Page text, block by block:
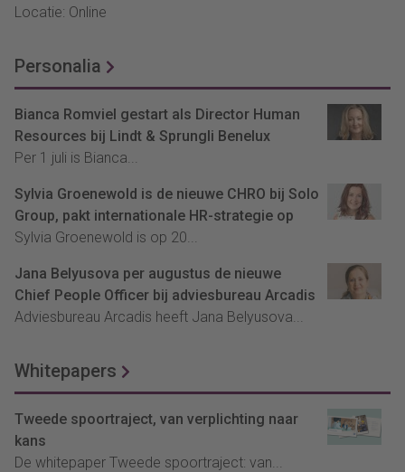
Locatie: Online
Personalia
Bianca Romviel gestart als Director Human
Resources bij Lindt & Sprungli Benelux
Per 1 juli is Bianca...
Sylvia Groenewold is de nieuwe CHRO bij Solo
Group, pakt internationale HR-strategie op
Sylvia Groenewold is op 20...
Jana Belyusova per augustus de nieuwe
Chief People Officer bij adviesbureau Arcadis
Adviesbureau Arcadis heeft Jana Belyusova...
Whitepapers
Tweede spoortraject, van verplichting naar
kans
De whitepaper Tweede spoortraject: van...